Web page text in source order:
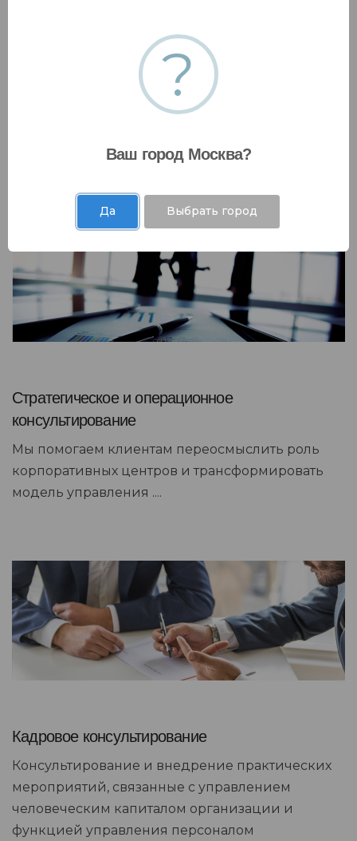
Инвестиции и рынки капитала
Мы работаем с коммерческими банками,
других финансовых организаций .....
Стратегическое и операционное
консультирование
Мы помогаем клиентам переосмыслить роль
корпоративных центров и трансформировать
модель управления ....
Кадровое консультирование
Консультирование и внедрение практических
мероприятий, связанные с управлением
человеческим капиталом организации и
функцией управления персоналом
?
Ваш город Москва?
Да Выбрать город